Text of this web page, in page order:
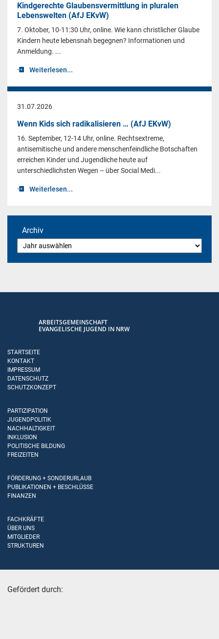
Kindgerechte Glaubensvermittlung in pluralen
Lebenswelten (AfJ EKvW)
7. Oktober, 10-11:30 Uhr, online. Wie kann christlicher Glaube
Kindern heute lebensnah begegnen? Informationen und
Anmeldung. ...
Weiterlesen...
31.07.2026
Wenn Kids sich radikalisieren … (AfJ EKvW)
16. September, 12-14 Uhr, online. Rechtsextreme,
antisemitische und andere menschenfeindliche Botschaften
erreichen Kinder und Jugendliche heute auf
unterschiedlichsten Wegen – über Social Medi...
Weiterlesen...
Archiv
ARBEITSGEMEINSCHAFT
EVANGELISCHE JUGEND IN NRW
STARTSEITE
KONTAKT
IMPRESSUM
DATENSCHUTZ
SCHUTZKONZEPT
PARTIZIPATION
JUGENDPOLITIK
NACHHALTIGKEIT
INKLUSION
POLITISCHE BILDUNG
FREIZEITEN
FÖRDERUNG + SONDERURLAUB
PUBLIKATIONEN + BESCHLÜSSE
FINANZEN
FACHKRÄFTE
ÜBER UNS
MITGLIEDER
STRUKTUREN
Gefördert durch: